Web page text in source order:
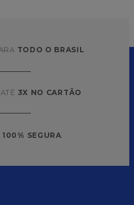
TODO O BRASIL
3X NO CARTÃO
100% SEGURA